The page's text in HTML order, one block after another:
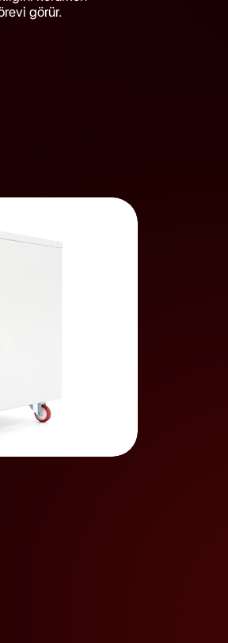
görür.